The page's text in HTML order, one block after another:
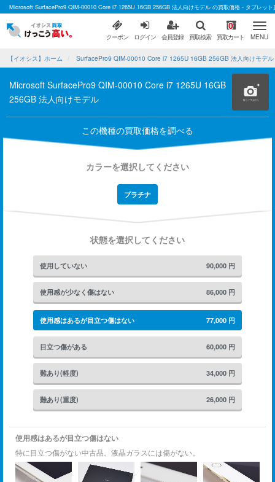
Microsoft SurfacePro9 QIM-00010 Core i7 1265U 16GB 256GB 法人向けモデル の買取価格 - タブレット
クーポン ログイン 会員登録 買取検索
0
買取カート MENU
【イオシス】ホーム SurfacePro9 QIM-00010 Core i7 1265U 16GB 256GB 法人向けモデル
Microsoft SurfacePro9 QIM-00010 Core i7 1265U 16GB
256GB 法人向けモデル
この機種の買取価格を調べる
カラーを選択してください
プラチナ
状態を選択してください
使用していない 90,000 円
使用感が少なく傷はない 86,000 円
使用感はあるが目立つ傷はない 77,000 円
目立つ傷がある 60,000 円
難あり(軽度) 34,000 円
難あり(重度) 26,000 円
使用感はあるが目立つ傷はない
特に目立つ傷がない中古品。液晶ガラスには傷がない。